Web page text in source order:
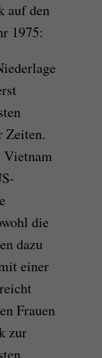
auf den
1975:
Zeiten.
Vietnam
die
dazu
einer
Frauen
zur